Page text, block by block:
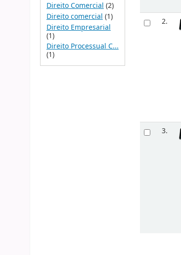
Direito Comercial (2)
Direito comercial (1)
Direito Empresarial
(1)
Direito Processual C...
(1)
2.
3.